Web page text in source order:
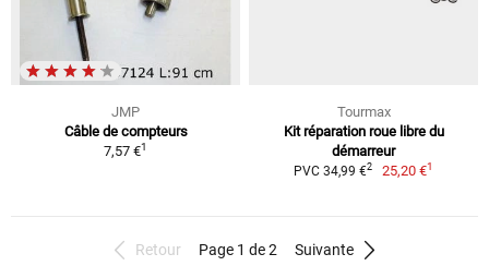
JMP
Câble de compteurs
7,57 €1
Tourmax
Kit réparation roue libre du
démarreur
PVC 34,99 €2 25,20 €1
Retour Page 1 de 2 Suivante